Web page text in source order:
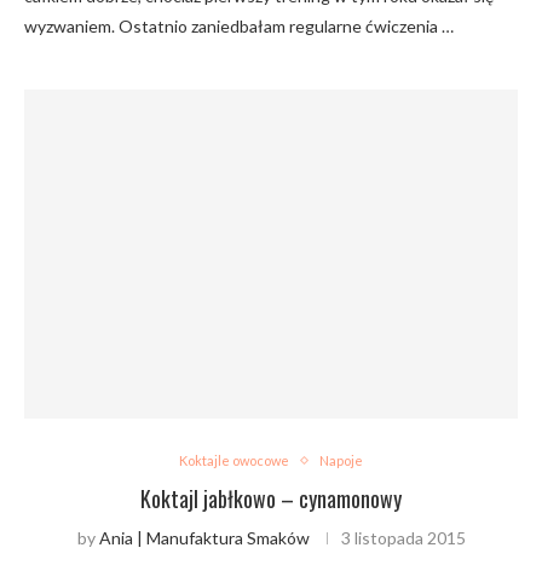
wyzwaniem. Ostatnio zaniedbałam regularne ćwiczenia …
Koktajle owocowe Napoje
Koktajl jabłkowo – cynamonowy
byAnia | Manufaktura Smaków 3 listopada 2015